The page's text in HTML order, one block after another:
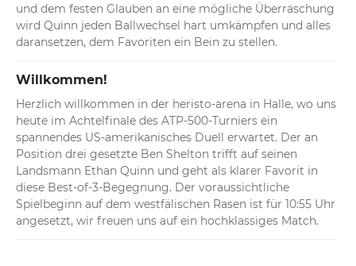
und dem festen Glauben an eine mögliche Überraschung
wird Quinn jeden Ballwechsel hart umkämpfen und alles
daransetzen, dem Favoriten ein Bein zu stellen.
Willkommen!
Herzlich willkommen in der heristo-arena in Halle, wo uns
heute im Achtelfinale des ATP-500-Turniers ein
spannendes US-amerikanisches Duell erwartet. Der an
Position drei gesetzte Ben Shelton trifft auf seinen
Landsmann Ethan Quinn und geht als klarer Favorit in
diese Best-of-3-Begegnung. Der voraussichtliche
Spielbeginn auf dem westfälischen Rasen ist für 10:55 Uhr
angesetzt, wir freuen uns auf ein hochklassiges Match.